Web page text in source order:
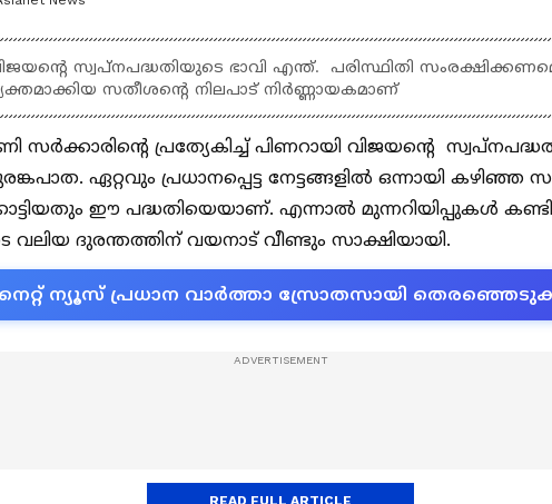
സ്വപ്നപദ്ധതിയുടെ ഭാവി എന്ത്. പരിസ്ഥിതി
സതീശന്റെ നിലപാട് നിർണ്ണായകമാണ്
സർക്കാരിൻ്റെ പ്രത്യേകിച്ച് പിണറായി വിജയൻ്റെ
ഏറ്റവും പ്രധാനപ്പെട്ട നേട്ടങ്ങളിൽ ഒന്നായി കഴിഞ്ഞ
ഈ പദ്ധതിയെയാണ്. എന്നാൽ മുന്നറിയിപ്പുകൾ
വലിയ ദുരന്തത്തിന് വയനാട് വീണ്ടും സാക്ഷിയായി.
ന്യൂസ് പ്രധാന വാർത്താ സ്രോതസായി
READ FULL ARTICLE